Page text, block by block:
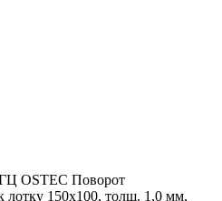
OSTEC Поворот
лотку 150х100, толщ. 1,0 мм,